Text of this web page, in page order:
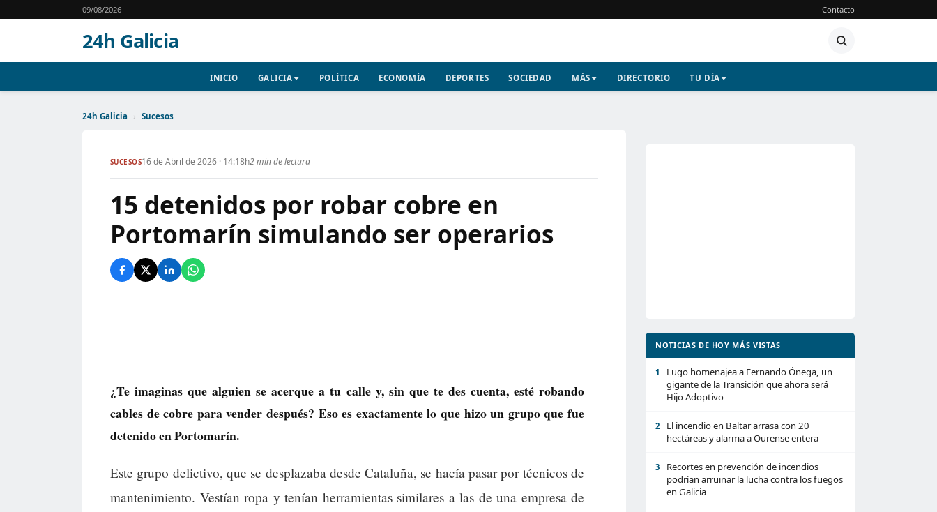
09/08/2026 Contacto
24h Galicia
INICIO GALICIA POLÍTICA ECONOMÍA DEPORTES SOCIEDAD MÁS DIRECTORIO TU DÍA
24h Galicia › Sucesos
SUCESOS16 de Abril de 2026 · 14:18h2 min de lectura
15 detenidos por robar cobre en
Portomarín simulando ser operarios
¿Te imaginas que alguien se acerque a tu calle y, sin que te des cuenta, esté robando
cables de cobre para vender después? Eso es exactamente lo que hizo un grupo que fue
detenido en Portomarín.
Este grupo delictivo, que se desplazaba desde Cataluña, se hacía pasar por técnicos de
mantenimiento. Vestían ropa y tenían herramientas similares a las de una empresa de
NOTICIAS DE HOY MÁS VISTAS
1
Lugo homenajea a Fernando Ónega, un
gigante de la Transición que ahora será
Hijo Adoptivo
2
El incendio en Baltar arrasa con 20
hectáreas y alarma a Ourense entera
3
Recortes en prevención de incendios
podrían arruinar la lucha contra los fuegos
en Galicia